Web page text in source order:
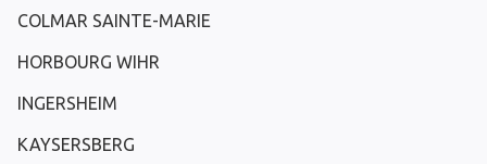
COLMAR SAINTE-MARIE
HORBOURG WIHR
INGERSHEIM
KAYSERSBERG